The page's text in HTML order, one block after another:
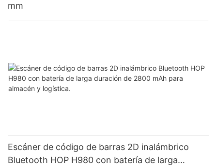
mm
Escáner de código de barras 2D inalámbrico
Bluetooth HOP H980 con batería de larga